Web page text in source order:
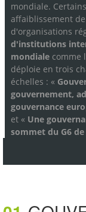
mondiale.
affaiblissement
d'organisations
d'institutions
mondiale comme
déploie en trois
échelles : «
gouvernement,
gouvernance
et « Une
sommet du G6 de